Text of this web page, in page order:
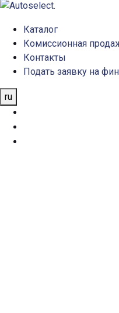
Каталог
Комиссионная
Контакты
Подать заявку на
ru